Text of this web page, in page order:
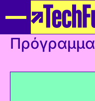
Πρόγραμμα